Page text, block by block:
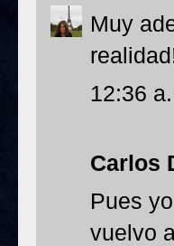
Muy
12:36
Carlos
Pues
vuelvo